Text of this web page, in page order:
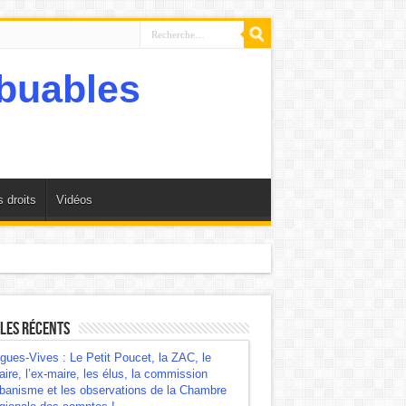
droits Vidéos
régionale des comptes !
récents
Vives : Le Petit Poucet, la ZAC, le
l’ex-maire, les élus, la commission
et les observations de la Chambre